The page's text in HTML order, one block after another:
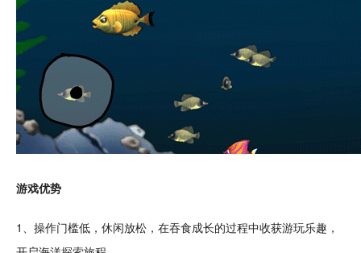
游戏优势
1、操作门槛低， 休闲放松 ，在吞食成长的过程中收获游玩乐趣，